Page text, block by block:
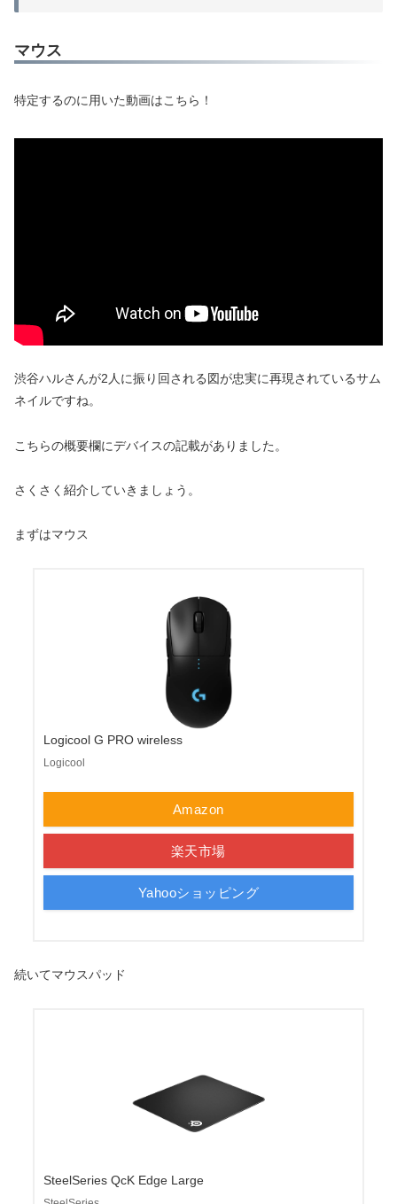
マウス
特定するのに用いた動画はこちら！
渋谷ハルさんが2人に振り回される図が忠実に再現されているサム
ネイルですね。
こちらの概要欄にデバイスの記載がありました。
さくさく紹介していきましょう。
まずはマウス
Logicool G PRO wireless
Logicool
Amazon
楽天市場
Yahooショッピング
続いてマウスパッド
SteelSeries QcK Edge Large